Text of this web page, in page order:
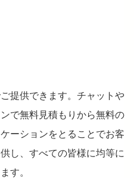
提供できます。チャットや
で無料見積もりから無料の
ーションをとることでお客
し、すべての皆様に均等に
す。